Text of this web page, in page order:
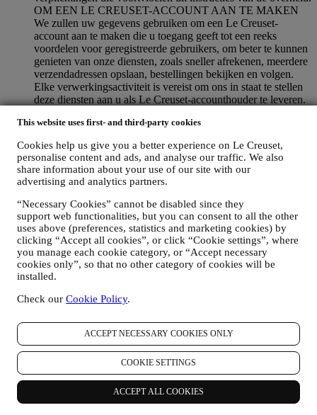
This website uses first- and third-party cookies
Cookies help us give you a better experience on Le Creuset,
personalise content and ads, and analyse our traffic. We also
share information about your use of our site with our
advertising and analytics partners.
“Necessary Cookies” cannot be disabled since they
support web functionalities, but you can consent to all the other
uses above (preferences, statistics and marketing cookies) by
clicking “Accept all cookies”, or click “Cookie settings”, where
you manage each cookie category, or “Accept necessary
cookies only”, so that no other category of cookies will be
installed.
Check our Cookie Policy.
ACCEPT NECESSARY COOKIES ONLY
COOKIE SETTINGS
ACCEPT ALL COOKIES
OM EEN LE CREUSET-ACCOUNT AAN TE MAKEN
We zullen uw gegevens gebruiken om een Le Creuset-
account aan te maken die u toegang geeft tot een reeks
voordelen voor geregistreerde gebruikers, om beter te kunnen
genieten van onze diensten, zoals sneller afrekenen, meerdere
verzendadressen opslaan, bestellingen bekijken en volgen.
Elke verwerkingsactiviteit is vereist om ons in staat te stellen
deze diensten aan u als Le Creuset-accounthouder te leveren.
PRODUCTEN, DIENSTEN EN ASSISTENTIE AAN U
Wij zullen uw gegevens gebruiken om onze contractuele
relatie met u, uw aankoop van producten op de Website, uw
gebruik van de Website, eventuele latere hulp na de verkoop
of uw deelname aan onze wedstrijden te beheren. Mogelijk
moeten we bepaalde gegevens over u verwerken voor onze
administratieve doeleinden die verband houden met onze
contractuele relatie met u, zoals de boekhouding, facturering
en controle, verificatie van betaalkaarten, fraudescreening,
veiligheid, beveiliging, systeemtests, onderhoud en statistische
analyse. Af en toe moeten we mogelijk om administratieve of
operationele redenen contact met u opnemen. Bijvoorbeeld
uw persoonsgegevens ook gebruiken om uw verzoeken te
kanalen worden verzonden. Deze verwerkingsactiviteit is
leveren. Wij kunnen uw gegevens verwerken op basis van
ons legitiem belang (naar behoren rekening houdend met uw
rechten en vrijheden) om u opvolg-e-mails te sturen in het
geval u artikelen aan onze online winkelwagen hebt
toegevoegd zonder de aankoop af te ronden. Als u de